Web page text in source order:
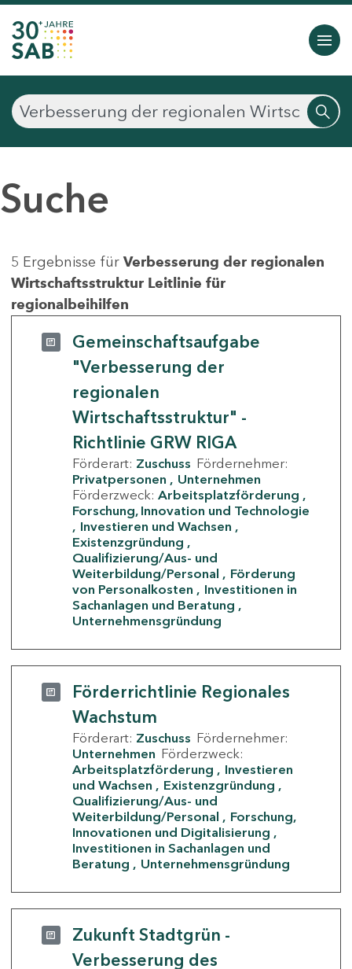
Suche
5 Ergebnisse für Verbesserung der regionalen
Wirtschaftsstruktur Leitlinie für
regionalbeihilfen
Gemeinschaftsaufgabe
"Verbesserung der
regionalen
Wirtschaftsstruktur" -
Richtlinie GRW RIGA
Förderart: Zuschuss Fördernehmer:
Privatpersonen
Unternehmen
Förderzweck: Arbeitsplatzförderung
Forschung, Innovation und Technologie
Investieren und Wachsen
Existenzgründung
Qualifizierung/Aus- und
Weiterbildung/Personal
Förderung
von Personalkosten
Investitionen in
Sachanlagen und Beratung
Unternehmensgründung
Förderrichtlinie Regionales
Wachstum
Förderart: Zuschuss Fördernehmer:
Unternehmen Förderzweck:
Arbeitsplatzförderung
Investieren
und Wachsen
Existenzgründung
Qualifizierung/Aus- und
Weiterbildung/Personal
Forschung,
Innovationen und Digitalisierung
Investitionen in Sachanlagen und
Beratung
Unternehmensgründung
Zukunft Stadtgrün -
Verbesserung des